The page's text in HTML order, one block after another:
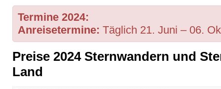
Termine 2024:
Anreisetermine: Täglich 21. Juni – 06.
Preise 2024 Sternwandern und
Land